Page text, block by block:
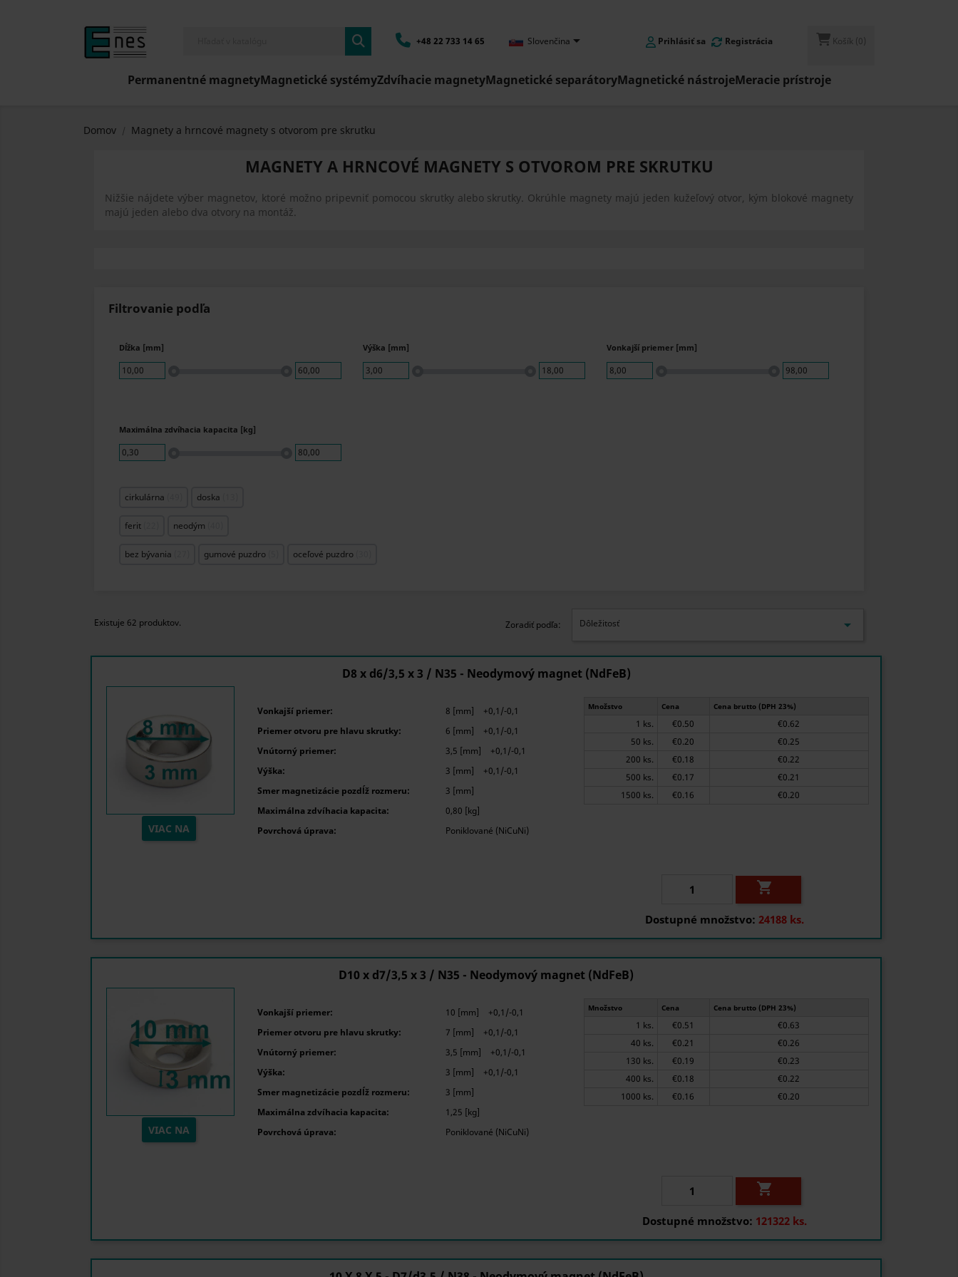
+48 22 733 14 65 Slovenčina Prihlásiť sa Registrácia Košík (0)
Permanentné magnetyMagnetické systémyZdvíhacie magnetyMagnetické separátoryMagnetické nástrojeMeracie prístroje
Domov Magnety a hrncové magnety s otvorom pre skrutku
MAGNETY A HRNCOVÉ MAGNETY S OTVOROM PRE SKRUTKU
Nižšie nájdete výber magnetov, ktoré možno pripevniť pomocou skrutky alebo skrutky. Okrúhle magnety majú jeden kužeľový otvor, kým blokové magnety
majú jeden alebo dva otvory na montáž.
Filtrovanie podľa
Dĺžka [mm]
10,00 60,00
Výška [mm]
3,00 18,00
Vonkajší priemer [mm]
8,00 98,00
Maximálna zdvíhacia kapacita [kg]
0,30 80,00
cirkulárna doska
ferit neodým
bez bývania gumové puzdro oceľové puzdro
Existuje 62 produktov. Zoradiť podľa: Dôležitosť 
D8 x d6/3,5 x 3 / N35 - Neodymový magnet (NdFeB)
VIAC NA
Vonkajší priemer: 8 [mm]
+0,1/-0,1
Priemer otvoru pre hlavu skrutky:
6 [mm]
+0,1/-0,1
Vnútorný priemer:
3,5 [mm]
+0,1/-0,1
Výška:
3 [mm]
+0,1/-0,1
Smer magnetizácie pozdĺž rozmeru:
3 [mm]
Maximálna zdvíhacia kapacita:
0,80 [kg]
Povrchová úprava:
Poniklované (NiCuNi)
Množstvo Cena Cena brutto (DPH 23%)
1 ks. €0.50
€0.62
50 ks.
€0.20
€0.25
200 ks.
€0.18
€0.22
500 ks.
€0.17
€0.21
1500 ks.
€0.16 €0.20

Dostupné množstvo: 24188 ks.
D10 x d7/3,5 x 3 / N35 - Neodymový magnet (NdFeB)
VIAC NA
Vonkajší priemer: 10 [mm]
+0,1/-0,1
Priemer otvoru pre hlavu skrutky:
7 [mm]
+0,1/-0,1
Vnútorný priemer:
3,5 [mm]
+0,1/-0,1
Výška:
3 [mm]
+0,1/-0,1
Smer magnetizácie pozdĺž rozmeru:
3 [mm]
Maximálna zdvíhacia kapacita:
1,25 [kg]
Povrchová úprava:
Poniklované (NiCuNi)
Množstvo Cena Cena brutto (DPH 23%)
1 ks. €0.51
€0.63
40 ks.
€0.21
€0.26
130 ks.
€0.19
€0.23
400 ks.
€0.18
€0.22
1000 ks.
€0.16 €0.20

Dostupné množstvo: 121322 ks.